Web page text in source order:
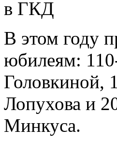
В этом году
юбилеям:
Головкиной,
Лопухова и
Минкуса.